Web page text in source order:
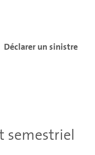
Déclarer un sinistre
semestriel